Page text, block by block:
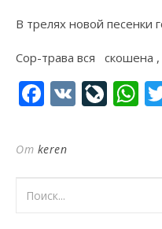
В трелях новой песенки
Сор-трава вся скошена
Facebook
VK
От keren